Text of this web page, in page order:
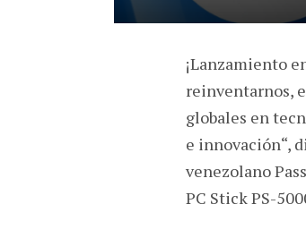
¡Lanzamiento
reinventarnos,
globales en
e innovación“,
venezolano
PC Stick PS-